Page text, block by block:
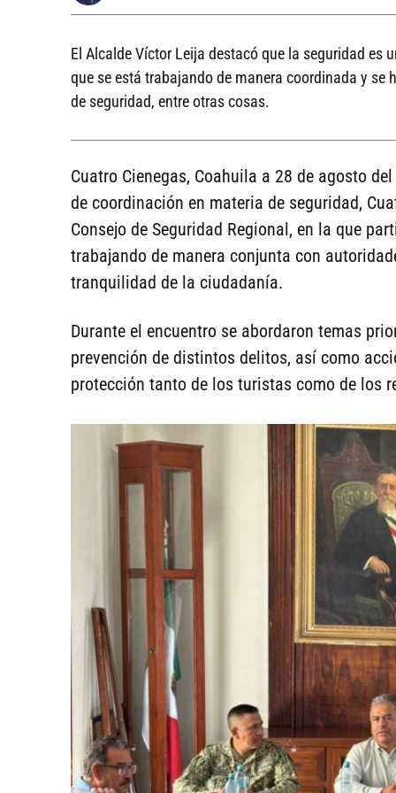
El Alcalde Víctor Leija destacó que la seguridad
que se está trabajando de manera coordinada y
de seguridad, entre otras cosas.
Cuatro Cienegas, Coahuila a 28 de agosto
de coordinación en materia de seguridad,
Consejo de Seguridad Regional, en la que
trabajando de manera conjunta con
tranquilidad de la ciudadanía.
Durante el encuentro se abordaron temas
prevención de distintos delitos, así como
protección tanto de los turistas como de los